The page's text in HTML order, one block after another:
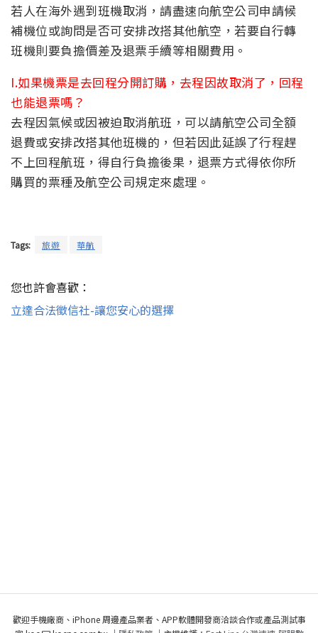
若人在海外遇到班機取消，請盡速向航空公司申請候
補機位或詢問是否可安排改搭其他航空，若要自行轉
班機則要負擔價差及退票手續等相關費用。
I.如果機票是去回程分開訂購，去程因故取消了，回程
也能退票嗎？
去程因氣候或因被迫取消航班，可以請航空公司全額
退費或安排改搭其他班機的，但若因此延誤了行程趕
不上回程航班，得自行負擔後果，退票方式得依你所
購買的票種及航空公司規定來處理。
Tags: 旅遊 華航
您也許會喜歡：
立達合法徵信社-讓您安心的選擇
歡迎手機廠商、iPhone 周邊產品業者、APP軟體開發商洽談合作或產品測試事